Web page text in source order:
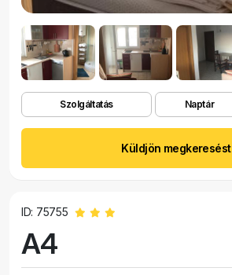
Szolgáltatás Naptár
Küldjön megkeresést
ID: 75755
A4